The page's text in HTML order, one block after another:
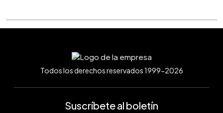
Todos los derechos reservados 1999-2026
Suscríbete al boletín